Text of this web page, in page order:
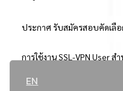
EN
ประกาศ รับสมัครสอบคัดเลื
การใช้งาน SSL-VPN User